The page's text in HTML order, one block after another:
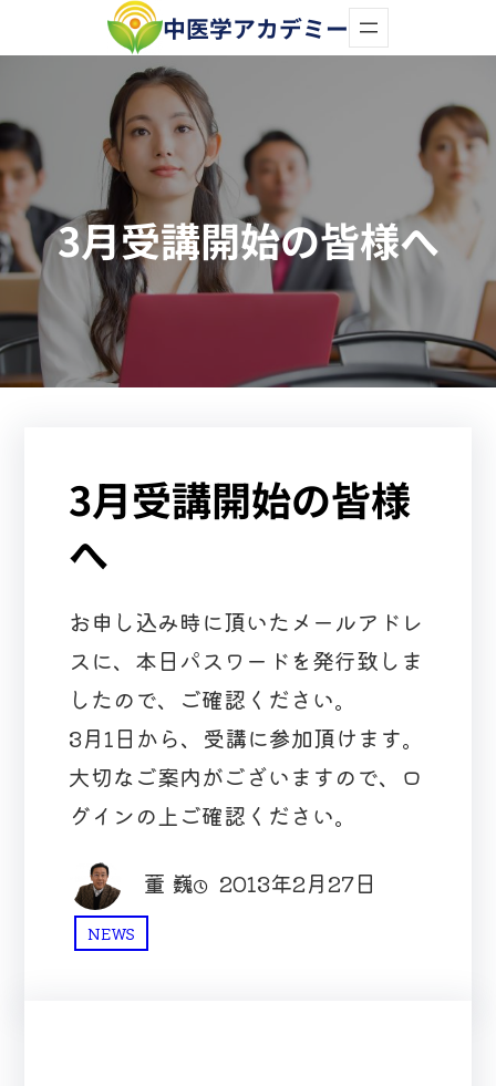
容
ス
キ
ッ
プ
中医学アカデミー
3月受講開始の皆様へ
3月受講開始の皆様
へ
お申し込み時に頂いたメールアドレ
スに、本日パスワードを発行致しま
したので、ご確認ください。
3月1日から、受講に参加頂けます。
大切なご案内がございますので、ロ
グインの上ご確認ください。
董 巍 2013年2月27日
NEWS